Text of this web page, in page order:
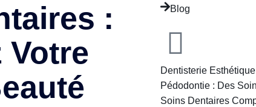
:
Votre
Blog
Dentisterie
Pédodontie : Des
Soins Dentaires